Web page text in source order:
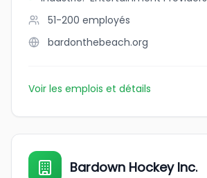
51-200 employés
bardonthebeach.org
Voir les emplois et détails
Bardown Hockey Inc.